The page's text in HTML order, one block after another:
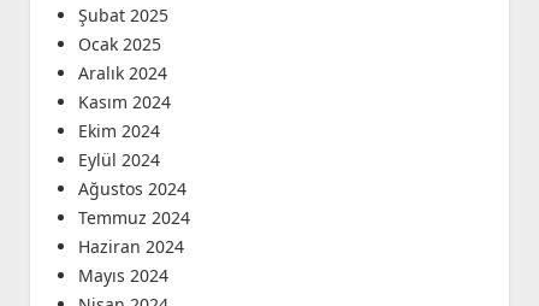
Şubat 2025
Ocak 2025
Aralık 2024
Kasım 2024
Ekim 2024
Eylül 2024
Ağustos 2024
Temmuz 2024
Haziran 2024
Mayıs 2024